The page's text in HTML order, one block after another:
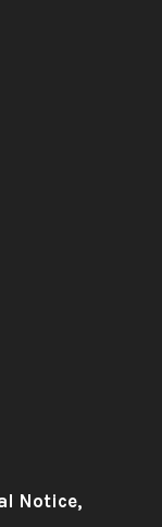
Notice,